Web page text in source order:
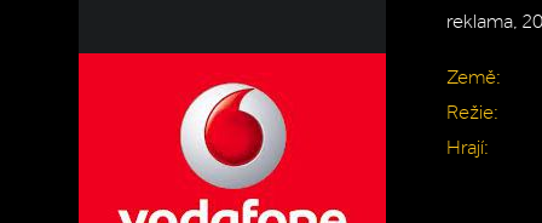
reklama,
Země:
Režie:
Hrají: